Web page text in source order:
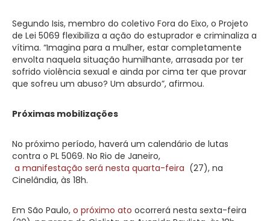
Segundo Isis, membro do coletivo Fora do Eixo, o Projeto
de Lei 5069 flexibiliza a ação do estuprador e criminaliza a
vítima. “Imagina para a mulher, estar completamente
envolta naquela situação humilhante, arrasada por ter
sofrido violência sexual e ainda por cima ter que provar
que sofreu um abuso? Um absurdo”, afirmou.
Próximas mobilizações
No próximo período, haverá um calendário de lutas
contra o PL 5069. No Rio de Janeiro,
a manifestação será nesta quarta-feira (27), na
Cinelândia, às 18h.
Em São Paulo, o próximo ato ocorrerá nesta sexta-feira